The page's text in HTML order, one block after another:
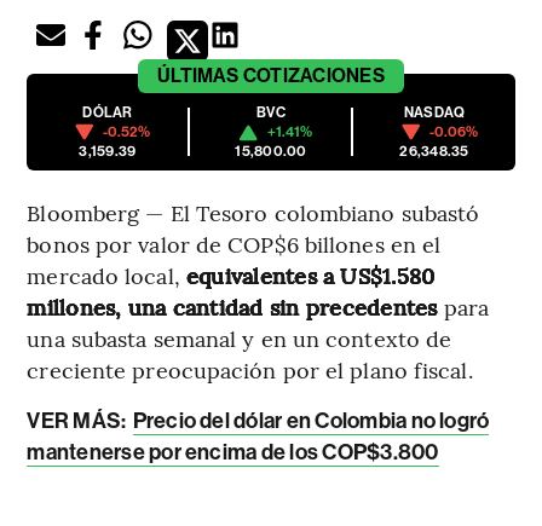
ÚLTIMAS COTIZACIONES
DÓLAR
-0.52%
3,159.39
BVC
+1.41%
15,800.00
NASDAQ
-0.06%
26,348.35
Bloomberg — El Tesoro colombiano subastó
bonos por valor de COP$6 billones en el
mercado local, equivalentes a US$1.580
millones, una cantidad sin precedentes para
una subasta semanal y en un contexto de
creciente preocupación por el plano fiscal.
VER MÁS: Precio del dólar en Colombia no logró
mantenerse por encima de los COP$3.800